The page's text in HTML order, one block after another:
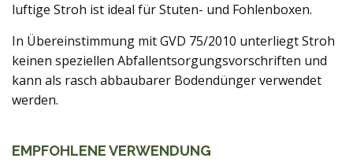
luftige Stroh ist ideal für Stuten- und Fohlenboxen.
In Übereinstimmung mit GVD 75/2010 unterliegt Stroh
keinen speziellen Abfallentsorgungsvorschriften und
kann als rasch abbaubarer Bodendünger verwendet
werden.
EMPFOHLENE VERWENDUNG